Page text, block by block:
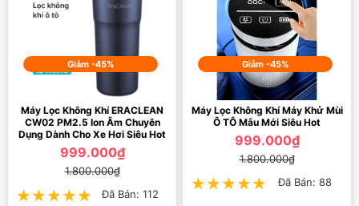
Giảm -45%
Máy Lọc Không Khí ERACLEAN
CW02 PM2.5 Ion Âm Chuyên
Dụng Dành Cho Xe Hơi Siêu Hot
999.000₫
1.800.000₫
★★★★★
★★★★★ Đã Bán: 112
Giảm -45%
Máy Lọc Không Khí Máy Khử Mùi
Ô TÔ Mẫu Mới Siêu Hot
999.000₫
1.800.000₫
★★★★★
★★★★★ Đã Bán: 88